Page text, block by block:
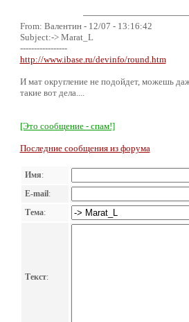
From: Валентин - 12/07 - 13:16:42
Subject:-> Marat_L
-----------------
http://www.ibase.ru/devinfo/round.htm
И мат округление не подойдет, можешь
такие вот дела....
[Это сообщение - спам!]
Последние сообщения из форума
Имя:
E-mail:
Тема:
Текст: